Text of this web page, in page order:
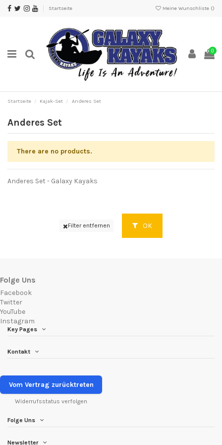
Startseite Meine Wunschliste ()
0
Startseite Kajak-Set Anderes Set
Anderes Set
There are no products.
Anderes Set - Galaxy Kayaks
Filter entfernen OK
Folge Uns
Facebook
Twitter
YouTube
Instagram
Key Pages
Kontakt
Vom Vertrag zurücktreten
Widerrufsstatus verfolgen
Folge Uns
Newsletter